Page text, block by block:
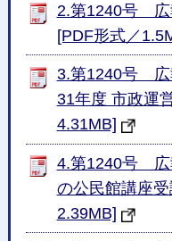
2.第1240号
[PDF形式／
3.第1240号
31年度 市政運
4.31MB]
4.第1240号
の公民館講座
2.39MB]